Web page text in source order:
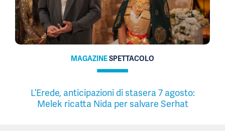
MAGAZINESPETTACOLO
L’Erede, anticipazioni di stasera 7 agosto:
Melek ricatta Nida per salvare Serhat